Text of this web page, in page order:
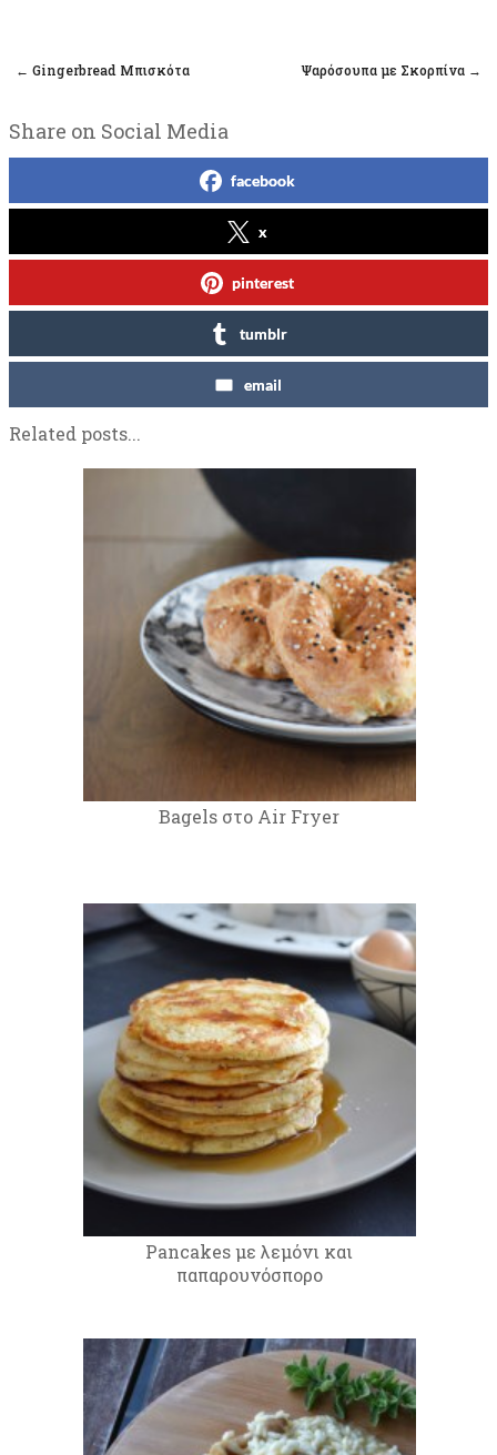
← Gingerbread Μπισκότα Ψαρόσουπα με Σκορπίνα →
Share on Social Media
facebook
x
pinterest
tumblr
email
Related posts...
Bagels στο Air Fryer
Pancakes με λεμόνι και
παπαρουνόσπορο